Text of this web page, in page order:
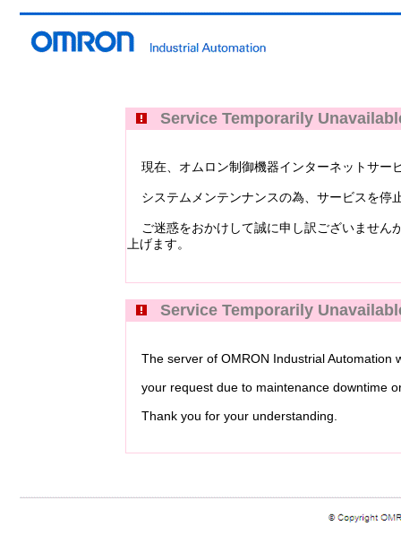
Service Temporarily
現在、オムロン制御機器インターネットサー
システムメンテンナンスの為、サービスを停
ご迷惑をおかけして誠に申し訳ございません
上げます。
Service Temporarily
The server of OMRON Industrial Automation
your request due to maintenance downtime
Thank you for your understanding.